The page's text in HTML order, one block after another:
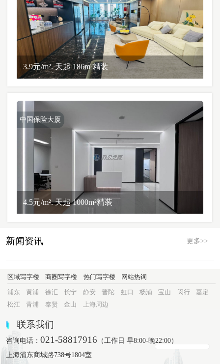
3.9元/m². 天起 186m²精装
中国保险大厦
4.5元/m². 天起 1000m²精装
新闻资讯 更多>>
区域写字楼 商圈写字楼 热门写字楼 网站热词
浦东 黄浦 徐汇 长宁 静安 普陀 虹口 杨浦 宝山 闵行
嘉定
松江
青浦 奉贤 金山 上海周边
联系我们
咨询电话：021-58817916 （工作日 早8:00-晚22:00）
上海浦东商城路738号1804室